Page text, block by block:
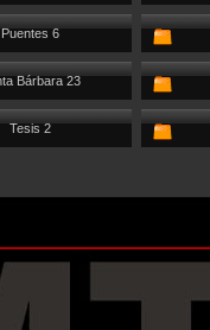
Puentes 6
Bárbara 23
Tesis 2